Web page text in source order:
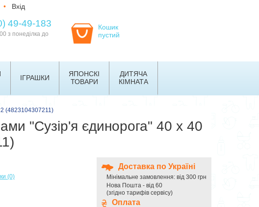
• Вхід
49-49-183
з понеділка до
Кошик
пустий
ІГРАШКИ
ЯПОНСКІ
ТОВАРИ
ДИТЯЧА
КІМНАТА
(4823104307211)
"Сузір'я єдинорога" 40 x 40
(0)
Доставка по Україні
Мінімальне замовлення: від 300 грн
Нова Пошта - від 60
(згідно тарифів сервісу)
Оплата